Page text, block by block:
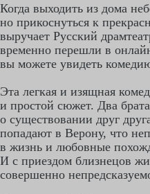
Когда выходить из дома
но прикоснуться к
выручает Русский
временно перешли в
вы можете увидеть
Эта легкая и изящная
и простой сюжет. Два
о существовании друг
попадают в Верону, что
в жизнь и любовные
И с приездом близнецов
совершенно